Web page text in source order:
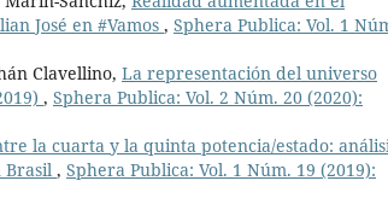
José en #Vamos , Sphera Publica: Vol. 1
Clavellino, La representación del universo
, Sphera Publica: Vol. 2 Núm. 20 (2020):
la cuarta y la quinta potencia/estado:
Brasil , Sphera Publica: Vol. 1 Núm. 19 (2019):